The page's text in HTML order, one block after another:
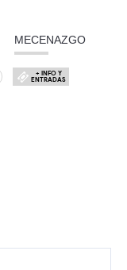
MECENAZGO
+ INFO Y
ENTRADAS